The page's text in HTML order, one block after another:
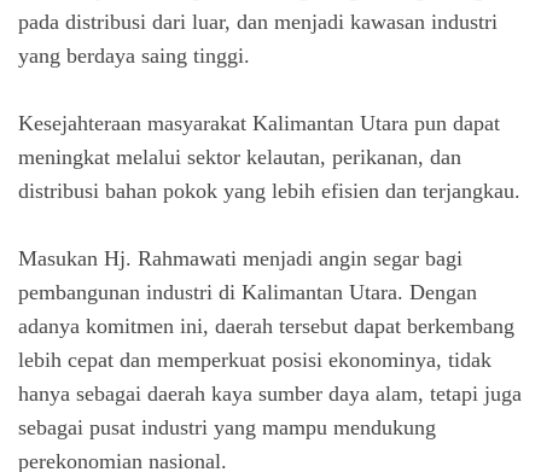
pada distribusi dari luar, dan menjadi kawasan industri
yang berdaya saing tinggi.
Kesejahteraan masyarakat Kalimantan Utara pun dapat
meningkat melalui sektor kelautan, perikanan, dan
distribusi bahan pokok yang lebih efisien dan terjangkau.
Masukan Hj. Rahmawati menjadi angin segar bagi
pembangunan industri di Kalimantan Utara. Dengan
adanya komitmen ini, daerah tersebut dapat berkembang
lebih cepat dan memperkuat posisi ekonominya, tidak
hanya sebagai daerah kaya sumber daya alam, tetapi juga
sebagai pusat industri yang mampu mendukung
perekonomian nasional.